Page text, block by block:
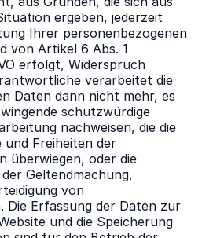
ergeben, jederzeit
Ihrer personenbezogenen
von Artikel 6 Abs. 1
erfolgt, Widerspruch
verarbeitet die
Daten dann nicht mehr, es
schutzwürdige
nachweisen, die die
und Freiheiten der
überwiegen, oder die
Geltendmachung,
von
Die Erfassung der Daten zur
und die Speicherung